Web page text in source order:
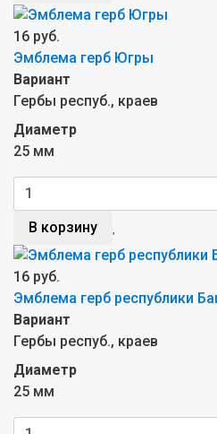
16 руб.
Эмблема герб Югры
Вариант
Гербы респуб., краев
Диаметр
25 мм
В корзину
16 руб.
Эмблема герб республики
Вариант
Гербы респуб., краев
Диаметр
25 мм